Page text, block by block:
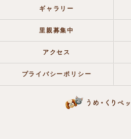
ギャラリー
里親募集中
アクセス
プライバシーポリシー